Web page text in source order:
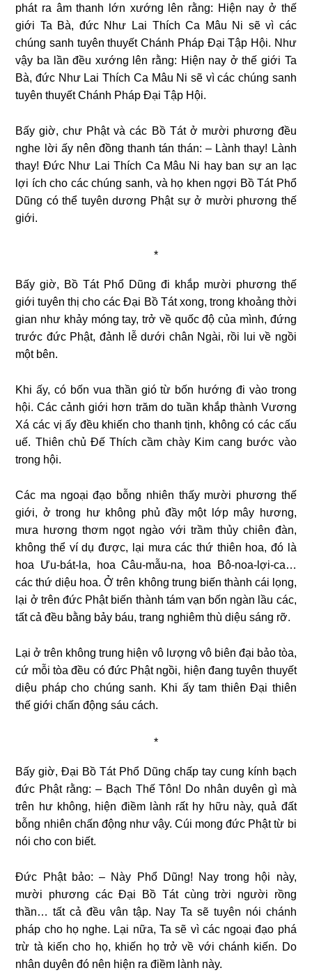
phát ra âm thanh lớn xướng lên rằng: Hiện nay ở thế
giới Ta Bà, đức Như Lai Thích Ca Mâu Ni sẽ vì các
chúng sanh tuyên thuyết Chánh Pháp Đại Tập Hội. Như
vậy ba lần đều xướng lên rằng: Hiện nay ở thế giới Ta
Bà, đức Như Lai Thích Ca Mâu Ni sẽ vì các chúng sanh
tuyên thuyết Chánh Pháp Đại Tập Hội.
Bấy giờ, chư Phật và các Bồ Tát ở mười phương đều
nghe lời ấy nên đồng thanh tán thán: – Lành thay! Lành
thay! Đức Như Lai Thích Ca Mâu Ni hay ban sự an lạc
lợi ích cho các chúng sanh, và họ khen ngợi Bồ Tát Phổ
Dũng có thể tuyên dương Phật sự ở mười phương thế
giới.
*
Bấy giờ, Bồ Tát Phổ Dũng đi khắp mười phương thế
giới tuyên thị cho các Đại Bồ Tát xong, trong khoảng thời
gian như khảy móng tay, trở về quốc độ của mình, đứng
trước đức Phật, đảnh lễ dưới chân Ngài, rồi lui về ngồi
một bên.
Khi ấy, có bốn vua thần gió từ bốn hướng đi vào trong
hội. Các cảnh giới hơn trăm do tuần khắp thành Vương
Xá các vị ấy đều khiến cho thanh tịnh, không có các cấu
uế. Thiên chủ Đế Thích cầm chày Kim cang bước vào
trong hội.
Các ma ngoại đạo bỗng nhiên thấy mười phương thế
giới, ở trong hư không phủ đầy một lớp mây hương,
mưa hương thơm ngọt ngào với trầm thủy chiên đàn,
không thể ví dụ được, lại mưa các thứ thiên hoa, đó là
hoa Ưu-bát-la, hoa Câu-mẫu-na, hoa Bô-noa-lợi-ca…
các thứ diệu hoa. Ở trên không trung biến thành cái lọng,
lại ở trên đức Phật biến thành tám vạn bốn ngàn lầu các,
tất cả đều bằng bảy báu, trang nghiêm thù diệu sáng rỡ.
Lại ở trên không trung hiện vô lượng vô biên đại bảo tòa,
cứ mỗi tòa đều có đức Phật ngồi, hiện đang tuyên thuyết
diệu pháp cho chúng sanh. Khi ấy tam thiên Đại thiên
thế giới chấn động sáu cách.
*
Bấy giờ, Đại Bồ Tát Phổ Dũng chấp tay cung kính bạch
đức Phật rằng: – Bạch Thế Tôn! Do nhân duyên gì mà
trên hư không, hiện điềm lành rất hy hữu này, quả đất
bỗng nhiên chấn động như vậy. Cúi mong đức Phật từ bi
nói cho con biết.
Đức Phật bảo: – Này Phổ Dũng! Nay trong hội này,
mười phương các Đại Bồ Tát cùng trời người rồng
thần… tất cả đều vân tập. Nay Ta sẽ tuyên nói chánh
pháp cho họ nghe. Lại nữa, Ta sẽ vì các ngoại đạo phá
trừ tà kiến cho họ, khiến họ trở về với chánh kiến. Do
nhân duyên đó nên hiện ra điềm lành này.